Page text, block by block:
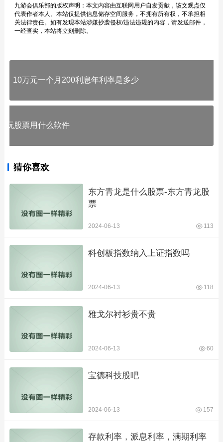
九游会俱乐部的版权声明：本文内容由互联网用户自发贡献，该文观点仅
代表作者本人。本站仅提供信息储存空间服务，不拥有所有权，不承担相
关法律责任。如有发现本站涉嫌抄袭侵权/违法违规的内容，请发送邮件，
一经查实，本站将立刻删除。
10万元一个月200利息年利率是多少
玩股票用什么软件
猜你喜欢
东方青龙是什么股票-东方青龙股
票
2024-06-13 113
科创板指数纳入上证指数吗
2024-06-13 118
雅戈尔衬衫贵不贵
2024-06-13 60
宝德科技股吧
2024-06-13 157
存款利率，派息利率，满期利率